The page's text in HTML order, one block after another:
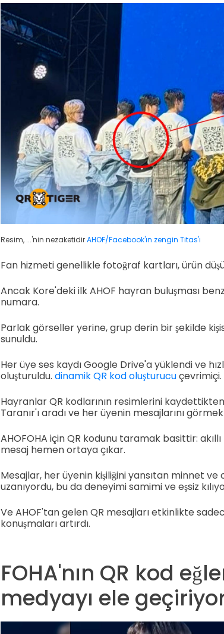
Resim, ...'nin nezaketidirAHOF/Facebook'ın zengin Titas'ı
Fan hizmeti genellikle fotoğraf kartları, ürün
Ancak Kore'deki ilk AHOF hayran buluşması
numara.
Parlak görseller yerine, grup derin bir şekilde
sunuldu.
Her üye ses kaydı Google Drive'a yüklendi ve
oluşturuldu. dinamik QR kod oluşturucuçevrimiçi.
Hayranlar QR kodlarının resimlerini
Taranır'ı aradı ve her üyenin mesajlarını
AHOFOHA için QR kodunu taramak basittir:
mesaj hemen ortaya çıkar.
Mesajlar, her üyenin kişiliğini yansıtan minnet
uzanıyordu, bu da deneyimi samimi ve eşsiz
Ve AHOF'tan gelen QR mesajları etkinlikte
konuşmaları artırdı.
FOHA'nın QR kod
medyayı ele